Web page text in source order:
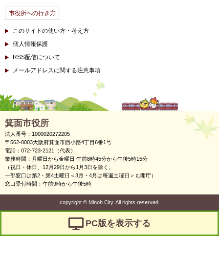
市役所への行き方
このサイトの使い方・考え方
個人情報保護
RSS配信について
メールアドレスに関する注意事項
箕面市役所
法人番号：1000020272205
〒562-0003大阪府箕面市西小路4丁目6番1号
電話：072-723-2121（代表）
業務時間：月曜日から金曜日 午前8時45分から午後5時15分
（祝日・休日、12月29日から1月3日を除く。
一部窓口は第2・第4土曜日＜3月・4月は毎週土曜日＞も開庁）
窓口受付時間：午前9時から午後5時
copyright ©Minoh City. All rights reserved.
PC版を表示する